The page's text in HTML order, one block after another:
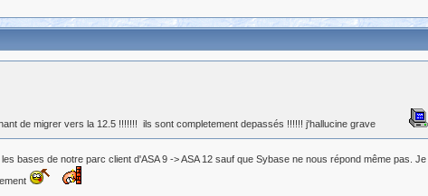
de migrer vers la 12.5 !!!!!!! ils sont completement depassés !!!!!! j'hallucine grave
bases de notre parc client d'ASA 9 -> ASA 12 sauf que Sybase ne nous répond même pas.